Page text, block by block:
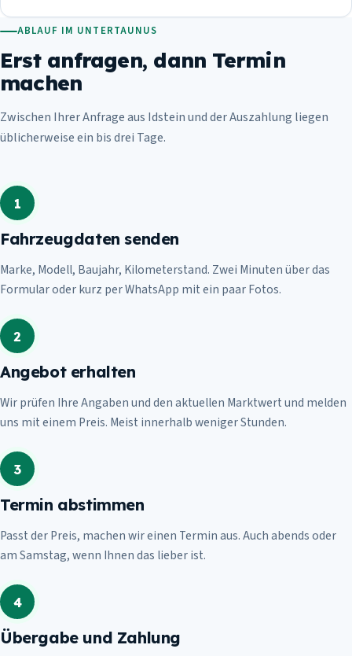
ABLAUF IM UNTERTAUNUS
Erst anfragen, dann Termin
machen
Zwischen Ihrer Anfrage aus Idstein und der Auszahlung liegen
üblicherweise ein bis drei Tage.
1
Fahrzeugdaten senden
Marke, Modell, Baujahr, Kilometerstand. Zwei Minuten über das
Formular oder kurz per WhatsApp mit ein paar Fotos.
2
Angebot erhalten
Wir prüfen Ihre Angaben und den aktuellen Marktwert und melden
uns mit einem Preis. Meist innerhalb weniger Stunden.
3
Termin abstimmen
Passt der Preis, machen wir einen Termin aus. Auch abends oder
am Samstag, wenn Ihnen das lieber ist.
4
Übergabe und Zahlung